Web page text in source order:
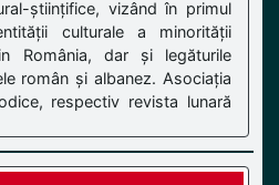
științifice, vizând în primul
culturale a minorității
România, dar și legăturile
român și albanez. Asociația
respectiv revista lunară